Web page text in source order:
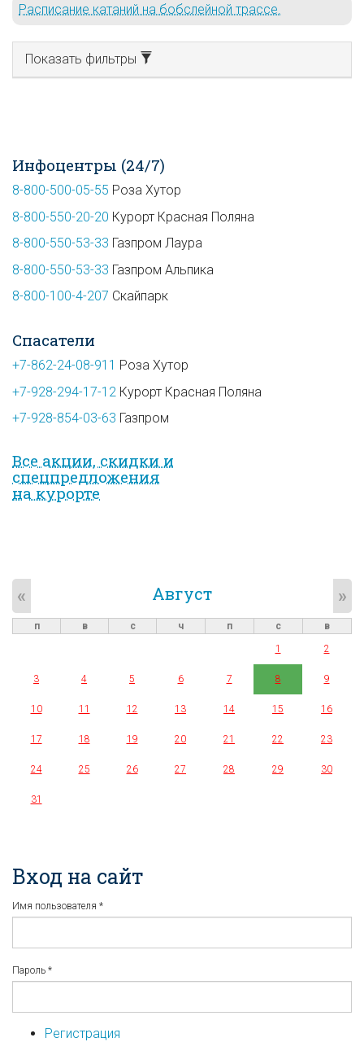
Расписание катаний на бобслейной трассе.
Показать фильтры
Инфоцентры (24/7)
8-800-500-05-55 Роза Хутор
8-800-550-20-20 Курорт Красная Поляна
8-800-550-53-33 Газпром Лаура
8-800-550-53-33 Газпром Альпика
8-800-100-4-207 Скайпарк
Спасатели
+7-862-24-08-911 Роза Хутор
+7-928-294-17-12 Курорт Красная Поляна
+7-928-854-03-63 Газпром
Все акции, скидки и
спец­предложе­ния
на курорте
Август
« »
п в с ч п с
в
1
2
3 4 5 6 7 8 9
10 11 12 13 14 15 16
17 18 19 20 21 22 23
24 25 26 27 28 29 30
31
Вход на сайт
Имя пользователя *
Пароль *
Регистрация